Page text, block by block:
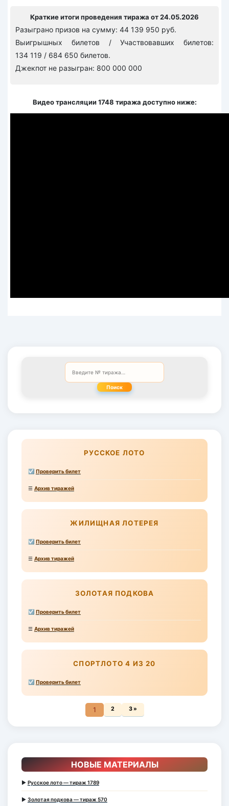
Краткие итоги проведения тиража от 24.05.2026
Разыграно призов на сумму: 44 139 950 руб.
Выигрышных билетов / Участвовавших билетов:
134 119 / 684 650 билетов.
Джекпот не разыгран: 800 000 000
Видео трансляции 1748 тиража доступно ниже:
Поиск
РУССКОЕ ЛОТО
☑ Проверить билет
☰ Архив тиражей
ЖИЛИЩНАЯ ЛОТЕРЕЯ
☑ Проверить билет
☰ Архив тиражей
ЗОЛОТАЯ ПОДКОВА
☑ Проверить билет
☰ Архив тиражей
СПОРТЛОТО 4 ИЗ 20
☑ Проверить билет
1 2 3 »
НОВЫЕ МАТЕРИАЛЫ
► Русское лото — тираж 1789
► Золотая подкова — тираж 570